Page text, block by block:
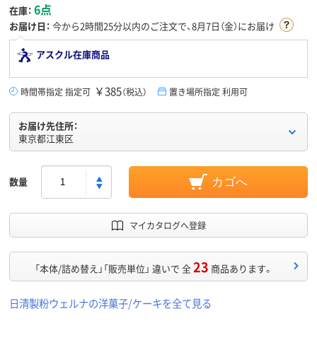
在庫： 6点
お届け日： 今から2時間25分以内のご注文で、8月7日（金）にお届け
アスクル在庫商品
時間帯指定 指定可 ￥385（税込） 置き場所指定 利用可
お届け先住所：
東京都江東区
数量 カゴへ
マイカタログへ登録
「本体/詰め替え」「販売単位」 違いで 全23 商品あります。
日清製粉ウェルナの洋菓子/ケーキを全て見る